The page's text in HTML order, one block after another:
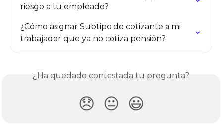
riesgo a tu empleado?
¿Cómo asignar Subtipo de cotizante a mi
trabajador que ya no cotiza pensión?
¿Ha quedado contestada tu pregunta?
😞 😐 😃